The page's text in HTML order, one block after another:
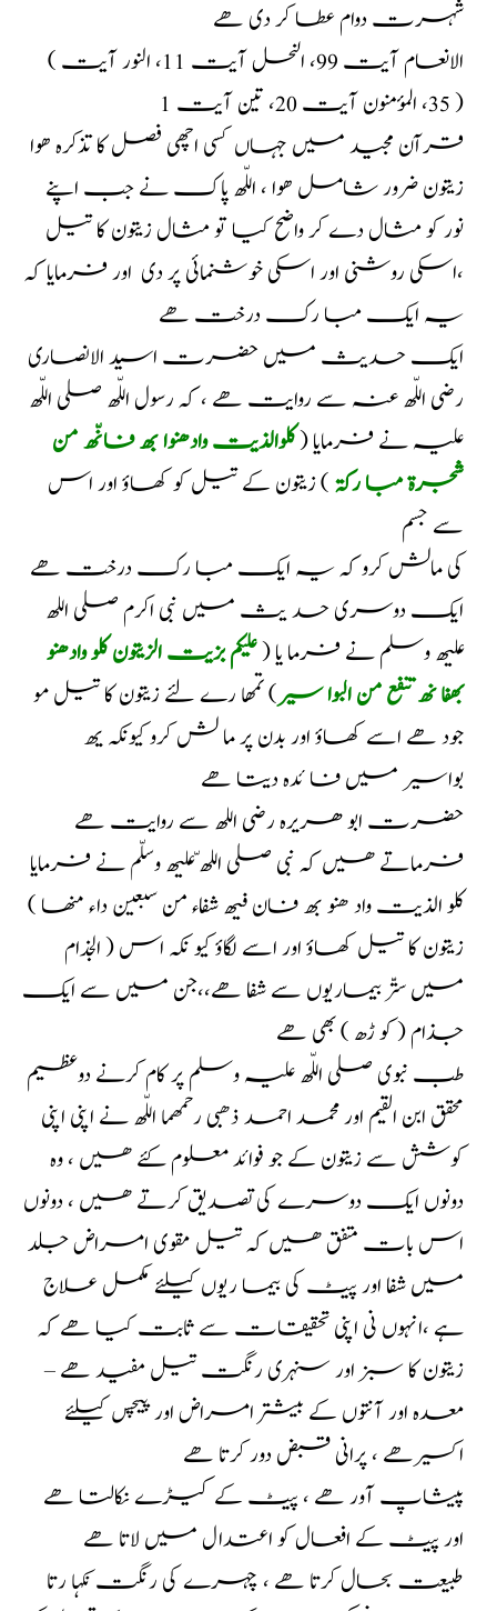
شہرت دوام عطا کر دی ھے
( الانعام آیت 99، النحل آیت 11، النور آیت
35، المؤمنون آیت 20، تین آیت 1 )
قرآن مجید میں جہاں کسی اچھی فصل کا تذکرہ ھوا
زیتون ضرور شامل ھوا ، اللّھ پاک نے جب اپنے
نور کو مثال دے کر واضح کیا تو مثال زیتون کا تیل
،اسکی روشنی اور اسکی خوشنمائی پر دی اور فرمایا کہ
یہ ایک مبا رک درخت ھے
ایک حدیث میں حضرت اسید الانصاری
رضی اللّھ عنہ سے روایت ھے ، کہ رسول اللّھ صلی اللّھ
علیہنے فرمایا (کلوالذیت وادھنوا بھ فانّھ من
شجرۃ مبا رکۃ) زیتون کے تیل کو کھاؤ اور اس
سے جسم
کی مالش کرو کہ یہ ایک مبا رک درخت ھے
ایک دوسری حد یث میں نبی اکرم صلی اللھ
علیھ وسلم نے فرما یا (علیکم بزیت الزیتون کلو وادھنو
بھفا نھ تنفع من البوا سیر) تمھا رے لئے زیتون کا تیل مو
جود ھے اسے کھاؤ اور بدن پر ما لش کروکیونکہ یھ
بواسیر میں فا ئدہ دیتا ھے
حضرت ابو ھریرہ رضی اللھ سے روایت ھے
فرماتے ھیں کہ نبی صلی اللھ ّعلیھ وسلّم نے فرمایا
( کلو الذیت واد ھنو بھ فان فیھ شفاء من سبعین داء منھا
الجذام ) زیتون کا تیل کھاؤ اور اسے لگاؤکیو نکہ اس
میں ستّر بیماریوں سے شفا ھے،،جن میں سے ایک
جذام ( کو ڑھ ) بھی ھے
طب نبوی صلی اللّھ علیہ وسلم پر کام کرنے دوعظیم
محقق ابن القیم اور محمد احمد ذھبی رحمھما اللّھنے اپنی اپنی
کوشش سے زیتون کے جو فوائد معلوم کئے ھیں ، وہ
دونوں ایک دوسرے کی تصدیقکرتے ھیں ، دونوں
اس بات متفق ھیں کہ تیل مقوی امراض جلد
میں شفا اور پیٹ کی بیما ریوں کیلئے مکمل علاج
ہے ،انہوں نی اپنی تحقیقات سے ثابت کیا ھے کہ
زیتون کا سبز اور سنہری رنگت تیل مفیدھے –
معدہ اور آنتوں کے بیشتر امراض اور پیچس کیلئے
اکسیر ھے ، پرانی قبض دور کرتا ھے
پیشاپ آور ھے ، پیٹ کے کیڑے نکالتا ھے
اور پیٹ کے افعال کو اعتدال میں لاتا ھے
طبیعت بحالکرتا ھے ، چہرے کی رنگت نکہا رتا